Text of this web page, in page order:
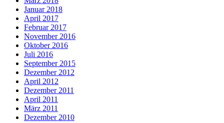
Januar 2018
April 2017
Februar 2017
November 2016
Oktober 2016
Juli 2016
September 2015
Dezember 2012
April 2012
Dezember 2011
April 2011
März 2011
Dezember 2010